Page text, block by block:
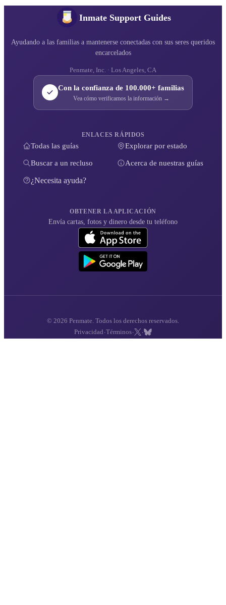
Inmate Support Guides
Ayudando a las familias a mantenerse conectadas con sus seres queridos
encarcelados
Penmate, Inc. · Los Angeles, CA
Con la confianza de 100.000+ familias
Vea cómo verificamos la información →
ENLACES RÁPIDOS
Todas las guías Explorar por estado
Buscar a un recluso Acerca de nuestras guías
¿Necesita ayuda?
OBTENER LA APLICACIÓN
Envía cartas, fotos y dinero desde tu teléfono
© 2026 Penmate. Todos los derechos reservados.
Privacidad ·Términos· ·